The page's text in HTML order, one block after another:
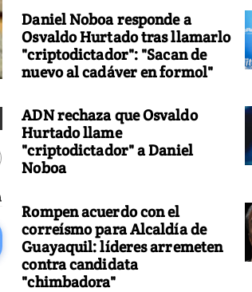
Daniel Noboa responde a
Osvaldo Hurtado tras llamarlo
"criptodictador": "Sacan de
nuevo al cadáver en formol"
ADN rechaza que Osvaldo
Hurtado llame
"criptodictador" a Daniel
Noboa
Rompen acuerdo con el
correísmo para Alcaldía de
Guayaquil: líderes arremeten
contra candidata
"chimbadora"